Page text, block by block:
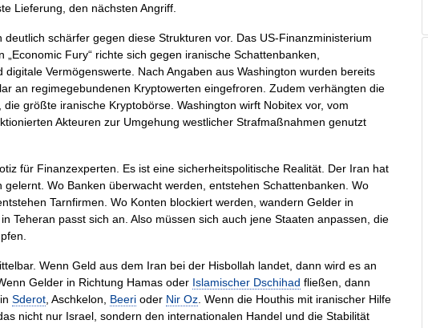
Lieferung, den nächsten Angriff.
deutlich schärfer gegen diese Strukturen vor. Das US-Finanzministerium
Fury“ richte sich gegen iranische Schattenbanken,
digitale Vermögenswerte. Nach Angaben aus Washington wurden bereits
an regimegebundenen Kryptowerten eingefroren. Zudem verhängten die
die größte iranische Kryptobörse. Washington wirft Nobitex vor, vom
Akteuren zur Umgehung westlicher Strafmaßnahmen genutzt
für Finanzexperten. Es ist eine sicherheitspolitische Realität. Der Iran hat
gelernt. Wo Banken überwacht werden, entstehen Schattenbanken. Wo
Tarnfirmen. Wo Konten blockiert werden, wandern Gelder in
Teheran passt sich an. Also müssen sich auch jene Staaten anpassen, die
Wenn Geld aus dem Iran bei der Hisbollah landet, dann wird es an
Gelder in Richtung Hamas oder Islamischer Dschihad fließen, dann
inSderot , Aschkelon, Beeri oder Nir Oz . Wenn die Houthis mit iranischer Hilfe
nicht nur Israel, sondern den internationalen Handel und die Stabilität